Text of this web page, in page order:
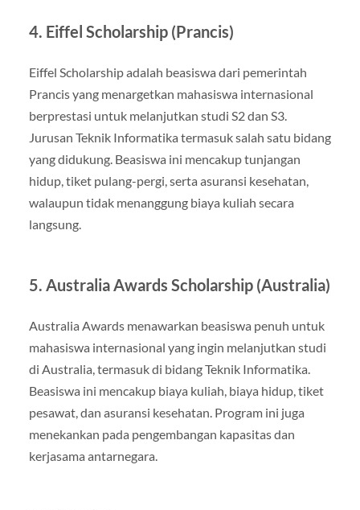
4. Eiffel Scholarship (Prancis)
Eiffel Scholarship adalah beasiswa dari pemerintah
Prancis yang menargetkan mahasiswa internasional
berprestasi untuk melanjutkan studi S2 dan S3.
Jurusan Teknik Informatika termasuk salah satu bidang
yang didukung. Beasiswa ini mencakup tunjangan
hidup, tiket pulang-pergi, serta asuransi kesehatan,
walaupun tidak menanggung biaya kuliah secara
langsung.
5. Australia Awards Scholarship (Australia)
Australia Awards menawarkan beasiswa penuh untuk
mahasiswa internasional yang ingin melanjutkan studi
di Australia, termasuk di bidang Teknik Informatika.
Beasiswa ini mencakup biaya kuliah, biaya hidup, tiket
pesawat, dan asuransi kesehatan. Program ini juga
menekankan pada pengembangan kapasitas dan
kerjasama antarnegara.